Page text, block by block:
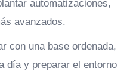
automatizaciones,
avanzados.
con una base ordenada,
día y preparar el entorno